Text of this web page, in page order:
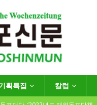
획특집 칼럼